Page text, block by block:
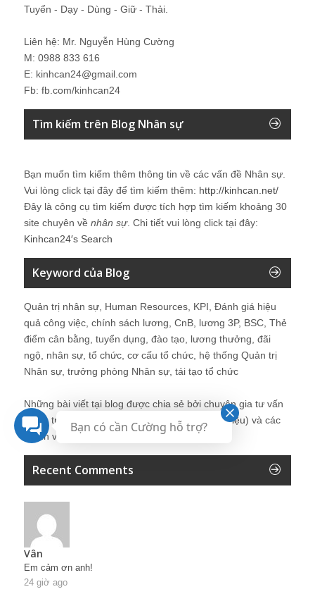
Tuyển - Dạy - Dùng - Giữ - Thải.
Liên hệ: Mr. Nguyễn Hùng Cường
M: 0988 833 616
E: kinhcan24@gmail.com
Fb: fb.com/kinhcan24
Tìm kiếm trên Blog Nhân sự
Bạn muốn tìm kiếm thêm thông tin về các vấn đề Nhân sự
Vui lòng click tại đây để tìm kiếm thêm: http://kinhcan.net/
Đây là công cụ tìm kiếm được tích hợp tìm kiếm khoảng 30
site chuyên về nhân sự. Chi tiết vui lòng click tại đây:
Kinhcan24′s Search
Keyword của Blog
Quản trị nhân sự, Human Resources, KPI, Đánh giá hiệu
quả công việc, chính sách lương, CnB, lương 3P, BSC, Thẻ
điểm cân bằng, tuyển dụng, đào tạo, lương thưởng, đãi
ngộ, nhân sự, tổ chức, cơ cấu tổ chức, hệ thống Quản trị
Nhân sự, trưởng phòng Nhân sự, tái tạo tổ chức
Những bài viết tại blog được chia sẻ bởi chuyên gia tư vấn
Quản trị Nhân sự Nguyễn Hùng Cường (
giới thiệu) và các
thành viên khác trong cộng đồng Nhân sự.
Recent Comments
Vân
Em cảm ơn anh!
24 giờ ago
Bạn có cần Cường hỗ trợ?